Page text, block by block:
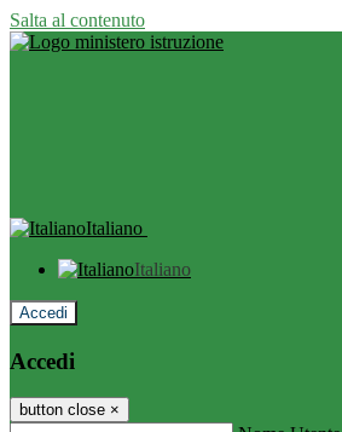
Salta al contenuto
Italiano
Italiano
Accedi
Accedi
button close ×